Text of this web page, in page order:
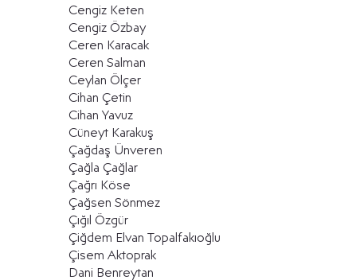
Cengiz Keten
Cengiz Özbay
Ceren Karacak
Ceren Salman
Ceylan Ölçer
Cihan Çetin
Cihan Yavuz
Cüneyt Karakuş
Çağdaş Ünveren
Çağla Çağlar
Çağrı Köse
Çağsen Sönmez
Çığıl Özgür
Çiğdem Elvan Topalfakıoğlu
Çisem Aktoprak
Dani Benreytan